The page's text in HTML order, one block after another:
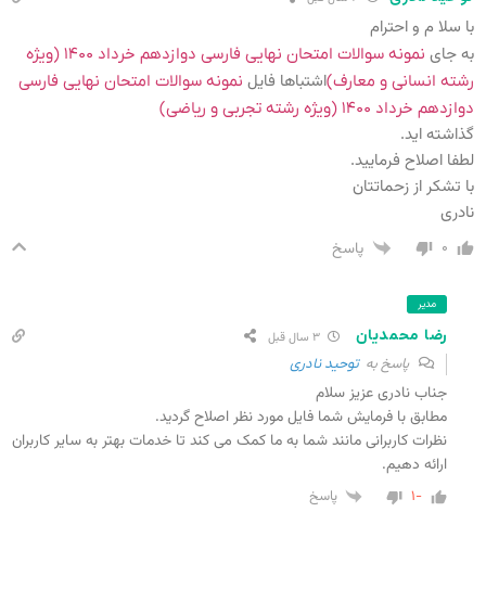
با سلا م و احترام
به جای
نمونه سوالات امتحان نهایی فارسی دوازدهم خرداد ۱۴۰۰ (ویژه
رشته انسانی و معارف)اشتباها فایل نمونه سوالات امتحان نهایی فارسی
دوازدهم خرداد ۱۴۰۰ (ویژه رشته تجربی و ریاضی)
گذاشته اید.
لطفا اصلاح فرمایید.
با تشکر از زحماتتان
نادری
۰ پاسخ
مدیر
رضا محمدیان
پاسخ بهتوحید نادری
جناب نادری عزیز سلام
مطابق با فرمایش شما فایل مورد نظر اصلاح گردید.
نظرات کاربرانی مانند شما به ما کمک می کند تا خدمات بهتر به سایر کاربران
ارائه دهیم.
-۱ پاسخ